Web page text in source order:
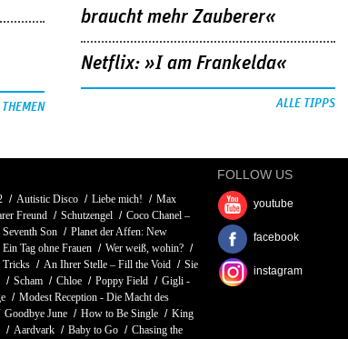
braucht mehr Zauberer«
Netflix: »I am Frankelda«
ALLE TIPPS
Autistic Disco Liebe mich!
Max
Freund Schutzengel
Coco Chanel –
Seventh Son
Planet der Affen: New
Ein Tag ohne Frauen
Wer weiß, wohin?
Tricks
An Ihrer Stelle – Fill the Void
Sie
Scham Chloe Poppy Field
Gigli -
Modest Reception - Die Macht des
Goodbye June How to Be Single
King
Aardvark Baby to Go Chasing the
FOLLOW US
youtube
facebook
instagram